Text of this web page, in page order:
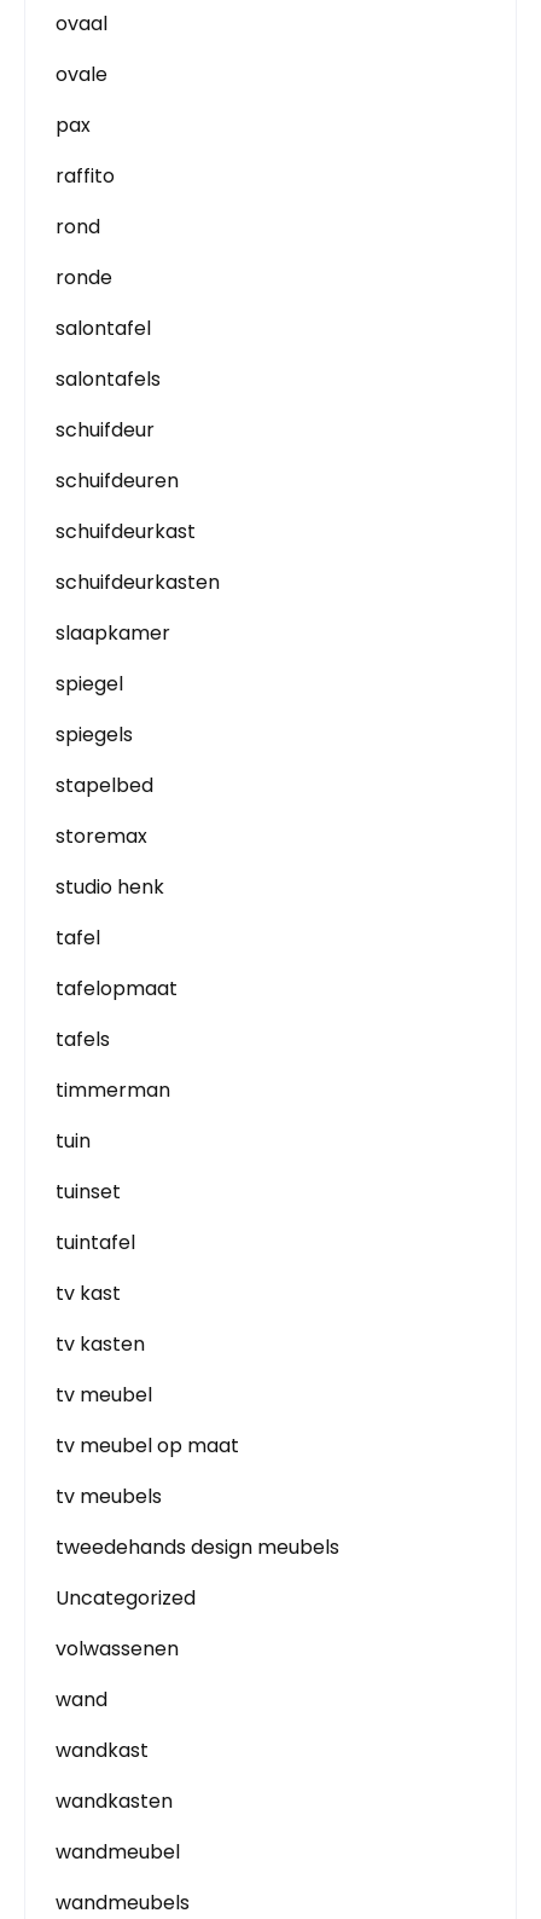
ovaal
ovale
pax
raffito
rond
ronde
salontafel
salontafels
schuifdeur
schuifdeuren
schuifdeurkast
schuifdeurkasten
slaapkamer
spiegel
spiegels
stapelbed
storemax
studio henk
tafel
tafelopmaat
tafels
timmerman
tuin
tuinset
tuintafel
tv kast
tv kasten
tv meubel
tv meubel op maat
tv meubels
tweedehands design meubels
Uncategorized
volwassenen
wand
wandkast
wandkasten
wandmeubel
wandmeubels